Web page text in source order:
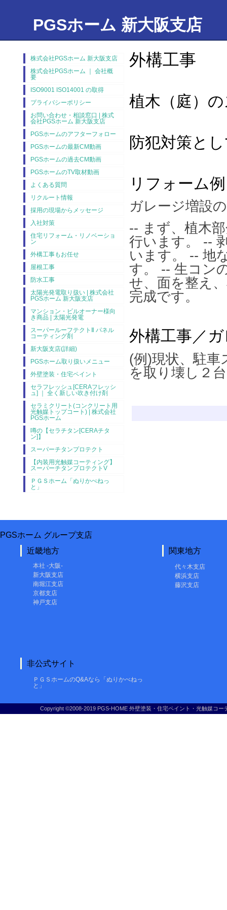
PGSホーム 新大阪支店
外構工事
植木（庭）
防犯対策と
リフォーム例
ガレージ増設
-- まず、植木
行います。 --
います。 -- 地
す。 -- 生コン
せ、面を整え
完成です。
外構工事／
(例)現状、駐
を取り壊し２
株式会社PGSホーム 新大阪支店
株式会社PGSホーム ｜ 会社概
要
ISO9001 ISO14001 の取得
プライバシーポリシー
お問い合わせ・相談窓口 | 株式
会社PGSホーム 新大阪支店
PGSホームのアフターフォロー
PGSホームの最新CM動画
PGSホームの過去CM動画
PGSホームのTV取材動画
よくある質問
リクルート情報
採用の現場からメッセージ
入社対策
住宅リフォーム・リノベーショ
ン
外構工事もお任せ
屋根工事
防水工事
太陽光発電取り扱い | 株式会社
PGSホーム 新大阪支店
マンション・ビルオーナー様向
き商品 | 太陽光発電
スーパールーフテクトⅡ パネル
コーティング剤
新大阪支店(詳細)
PGSホーム取り扱いメニュー
外壁塗装・住宅ペイント
セラフレッシュ[CERAフレッシ
ュ] ｜ 全く新しい吹き付け剤
セラミクリート(コンクリート用
光触媒トップコート) | 株式会社
PGSホーム
噂の【セラチタン[CERAチタ
ン]】
スーパーチタンプロテクト
【内装用光触媒コーティング】
スーパーチタンプロテクトV
ＰＧＳホーム「ぬりかべねっ
と」
PGSホーム グループ支店
近畿地方
本社 -大阪-
新大阪支店
南堀江支店
京都支店
神戸支店
関東地方
代々木支店
横浜支店
藤沢支店
非公式サイト
ＰＧＳホームのQ&Aなら「ぬりかべねっ
と」
Copyright ©2008-2019 PGS-HOME 外壁塗装・住宅ペイント・光触媒コ